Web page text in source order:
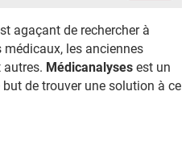
agaçant de rechercher à
les anciennes
autres. Médicanalyses est un
de trouver une solution à ce